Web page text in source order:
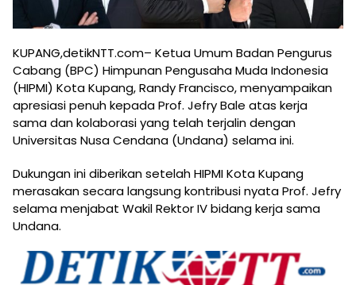
KUPANG,detikNTT.com– Ketua Umum Badan Pengurus
Cabang (BPC) Himpunan Pengusaha Muda Indonesia
(HIPMI) Kota Kupang, Randy Francisco, menyampaikan
apresiasi penuh kepada Prof. Jefry Bale atas kerja
sama dan kolaborasi yang telah terjalin dengan
Universitas Nusa Cendana (Undana) selama ini.
Dukungan ini diberikan setelah HIPMI Kota Kupang
merasakan secara langsung kontribusi nyata Prof. Jefry
selama menjabat Wakil Rektor IV bidang kerja sama
Undana.